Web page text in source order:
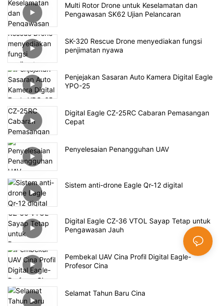
Multi Rotor Drone untuk Keselamatan dan
Pengawasan SK62 Ujian Pelancaran
SK-320 Rescue Drone menyediakan fungsi
penjimatan nyawa
Penjejakan Sasaran Auto Kamera Digital Eagle
YPO-25
Digital Eagle CZ-25RC Cabaran Pemasangan
Cepat
Penyelesaian Penangguhan UAV
Sistem anti-drone Eagle Qr-12 digital
Digital Eagle CZ-36 VTOL Sayap Tetap untuk
Pengawasan Jauh
Pembekal UAV Cina Profil Digital Eagle-
Profesor Cina
Selamat Tahun Baru Cina